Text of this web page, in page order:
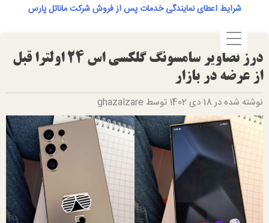
content
شرایط اعطای نمایندگی خدمات پس از فروش شرکت ماناتل پارس
درز تصاویر سامسونگ گلکسی اس 24 اولترا قبل
از عرضه در بازار
نوشته شده در 18 دی 1402 توسط ghazalzare